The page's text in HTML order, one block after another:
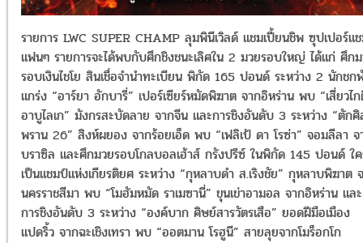
รายการ LWC SUPER CHAMP ลุมพินีเวิลด์ แชมเปี้ยนชิพ ซุปเปอร์แ
แฟนๆ รายการจะได้พบกับศึกชิงชนะเลิศใน 2 มวยรอบใหญ่ ได้แก่ ศึก
รอบเงินไชโย สินเชื่อจำนำทะเบียน พิกัด 165 ปอนด์ ระหว่าง 2 นักชก
แกร่ง “อาร์ยา อักบารี่” เปอร์เซียร์หมัดพิฆาต จากอิหร่าน พบ “เสี่ยวไ
อาบูไลเก” มังกรสะบัดลาย จากจีน และการชิงอันดับ 3 ระหว่าง “ตักศิ
พราน 26” สิงห์ผยอง จากร้อยเอ็ด พบ “เฟลิเป้ ดา โรซ่า” จอมลีลา จ
บราซิล และศึกมวยรอบโกลบอลเฮ้าส์ กรังปรีซ์ ในพิกัด 145 ปอนด์ ใ
เป็นแชมป์แห่งเกียรติยศ ระหว่าง “กุหลาบดำ ส.เริงชัย” กุหลาบพิฆาต
นครราชสีมา พบ “โมฮัมหมัด ราเมซานี่” ขุนเข่าอามอล จากอิหร่าน และ
การชิงอันดับ 3 ระหว่าง “องค์บาก ศิษย์สารวัตรเสือ” ยอดฝีมือเมือง
แปดริ้ว จากฉะเชิงเทรา พบ “ออตมาน โรฮูนี” สายลุยจากโมร็อกโก